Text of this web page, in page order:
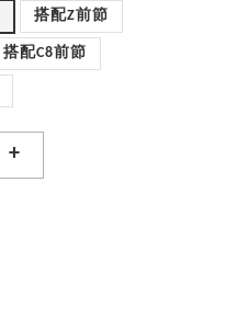
搭配Z前節
搭配C8前節
+